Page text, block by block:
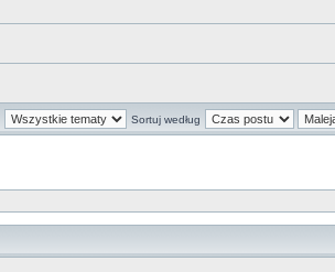
Sortuj według